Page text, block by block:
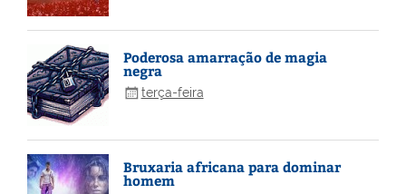
Poderosa amarração de magia
negra
terça-feira
Bruxaria africana para dominar
homem